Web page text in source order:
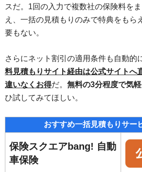
スだ。1回の入力で複数社の保険料を
え、一括の見積もりのみで特典をもら
要もない。
さらにネット割引の適用条件も自動的
料見積もりサイト経由は公式サイトへ
違いなくお得だ。 無料の3分程度で気
ひ試してみてほしい。
おすすめ一括見積もりサー
保険スクエアbang! 自動
車保険